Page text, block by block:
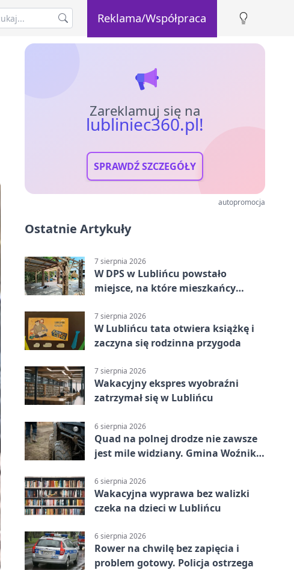
Reklama/Współpraca
Zareklamuj się na
lubliniec360.pl!
SPRAWDŹ SZCZEGÓŁY
autopromocja
Ostatnie Artykuły
7 sierpnia 2026
W DPS w Lublińcu powstało
miejsce, na które mieszkańcy
7 sierpnia 2026
W Lublińcu tata otwiera książkę i
zaczyna się rodzinna przygoda
7 sierpnia 2026
Wakacyjny ekspres wyobraźni
zatrzymał się w Lublińcu
6 sierpnia 2026
Quad na polnej drodze nie zawsze
jest mile widziany. Gmina Woźniki
6 sierpnia 2026
Wakacyjna wyprawa bez walizki
czeka na dzieci w Lublińcu
6 sierpnia 2026
Rower na chwilę bez zapięcia i
problem gotowy. Policja ostrzega